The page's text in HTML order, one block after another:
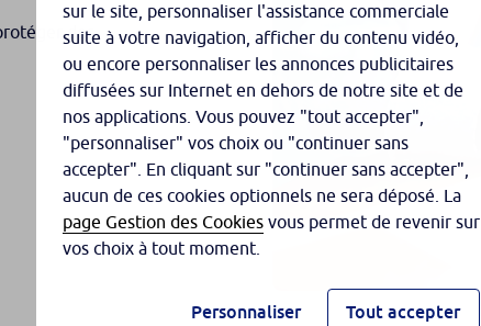
des
sur le site, personnaliser l'assistance commerciale
suite à votre navigation, afficher du contenu vidéo,
ou encore personnaliser les annonces publicitaires
diffusées sur Internet en dehors de notre site et de
nos applications. Vous pouvez "tout accepter",
"personnaliser" vos choix ou "continuer sans
accepter". En cliquant sur "continuer sans accepter",
aucun de ces cookies optionnels ne sera déposé. La
page Gestion des Cookies vous permet de revenir sur
vos choix à tout moment.
Personnaliser Tout accepter